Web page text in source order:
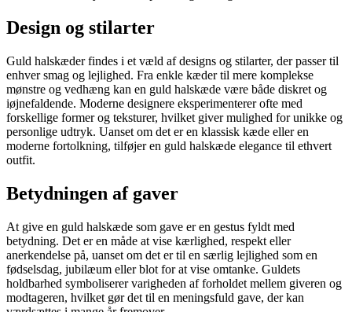
Design og stilarter
Guld halskæder findes i et væld af designs og stilarter, der passer til
enhver smag og lejlighed. Fra enkle kæder til mere komplekse
mønstre og vedhæng kan en guld halskæde være både diskret og
iøjnefaldende. Moderne designere eksperimenterer ofte med
forskellige former og teksturer, hvilket giver mulighed for unikke og
personlige udtryk. Uanset om det er en klassisk kæde eller en
moderne fortolkning, tilføjer en guld halskæde elegance til ethvert
outfit.
Betydningen af gaver
At give en guld halskæde som gave er en gestus fyldt med
betydning. Det er en måde at vise kærlighed, respekt eller
anerkendelse på, uanset om det er til en særlig lejlighed som en
fødselsdag, jubilæum eller blot for at vise omtanke. Guldets
holdbarhed symboliserer varigheden af forholdet mellem giveren og
modtageren, hvilket gør det til en meningsfuld gave, der kan